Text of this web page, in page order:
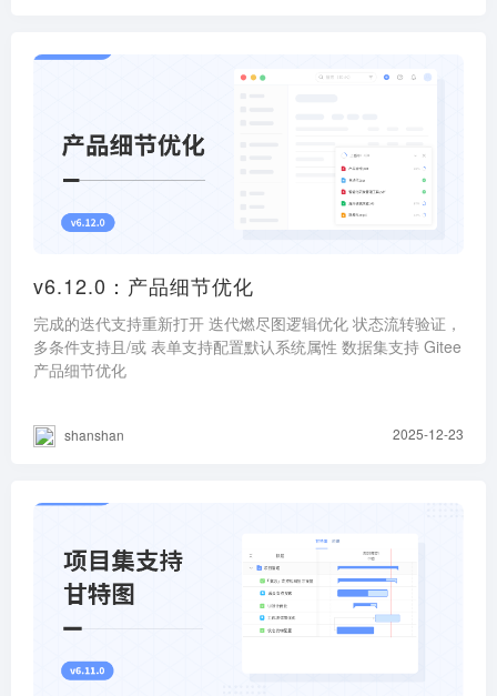
v6.12.0：产品细节优化
完成的迭代支持重新打开 迭代燃尽图逻辑优化 状态流转验证，
多条件支持且/或 表单支持配置默认系统属性 数据集支持 Gitee
产品细节优化
shanshan 2025-12-23